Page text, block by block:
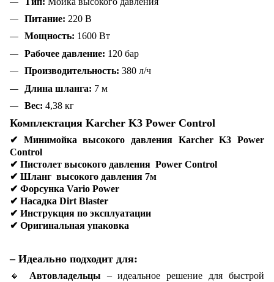
Питание: 220 В
Мощность: 1600 Вт
Рабочее давление: 120 бар
Производительность: 380 л/ч
Длина шланга: 7 м
Вес: 4,38 кг
Комплектация Karcher K3 Power Control
✔ Минимойка высокого давления Karcher K3 Power
Control
✔ Пистолет высокого давления Power Control
✔ Шланг высокого давления 7м
✔ Форсунка Vario Power
✔ Насадка Dirt Blaster
✔ Инструкция по эксплуатации
✔ Оригинальная упаковка
– Идеально подходит для:
🔸 Автовладельцы – идеальное решение для быстрой